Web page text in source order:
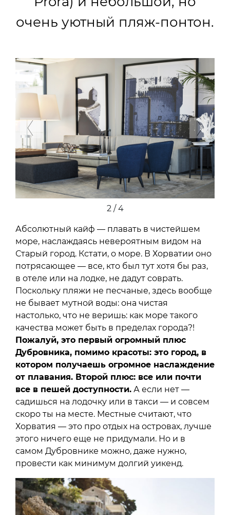
очень уютный пляж-понтон.
Previous Next
2 / 4
Абсолютный кайф — плавать в чистейшем
море, наслаждаясь невероятным видом на
Старый город. Кстати, о море. В Хорватии оно
потрясающее — все, кто был тут хотя бы раз,
в отеле или на лодке, не дадут соврать.
Поскольку пляжи не песчаные, здесь вообще
не бывает мутной воды: она чистая
настолько, что не веришь: как море такого
качества может быть в пределах города?!
Пожалуй, это первый огромный плюс
Дубровника, помимо красоты: это город, в
котором получаешь огромное наслаждение
от плавания. Второй плюс: все или почти
все в пешей доступности. А если нет —
садишься на лодочку или в такси — и совсем
скоро ты на месте. Местные считают, что
Хорватия — это про отдых на островах, лучше
этого ничего еще не придумали. Но и в
самом Дубровнике можно, даже нужно,
провести как минимум долгий уикенд.